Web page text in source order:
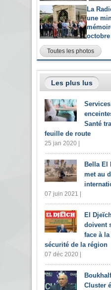
La
une
octobre
Toutes les photos
Les plus lus
Santé
feuille de route
25 jan 2020 |
Bella El
met au
07 juin 2021 |
El
doivent
face à
sécurité de la région
07 déc 2020 |
Cluster